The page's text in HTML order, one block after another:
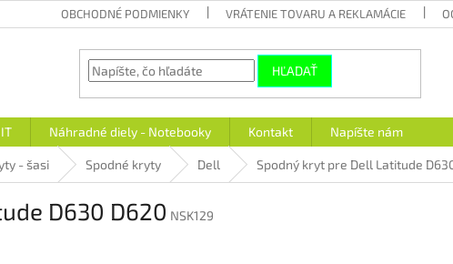
OBCHODNÉ PODMIENKY VRÁTENIE TOVARU A REKLAMÁCIE
HĽADAŤ
Náhradné diely - Notebooky Kontakt Napíšte nám
- šasi Spodné kryty Dell Spodný kryt pre Dell Latitude
D630 D620 NSK129